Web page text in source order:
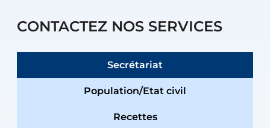
CONTACTEZ NOS SERVICES
Secrétariat
Population/Etat civil
Recettes